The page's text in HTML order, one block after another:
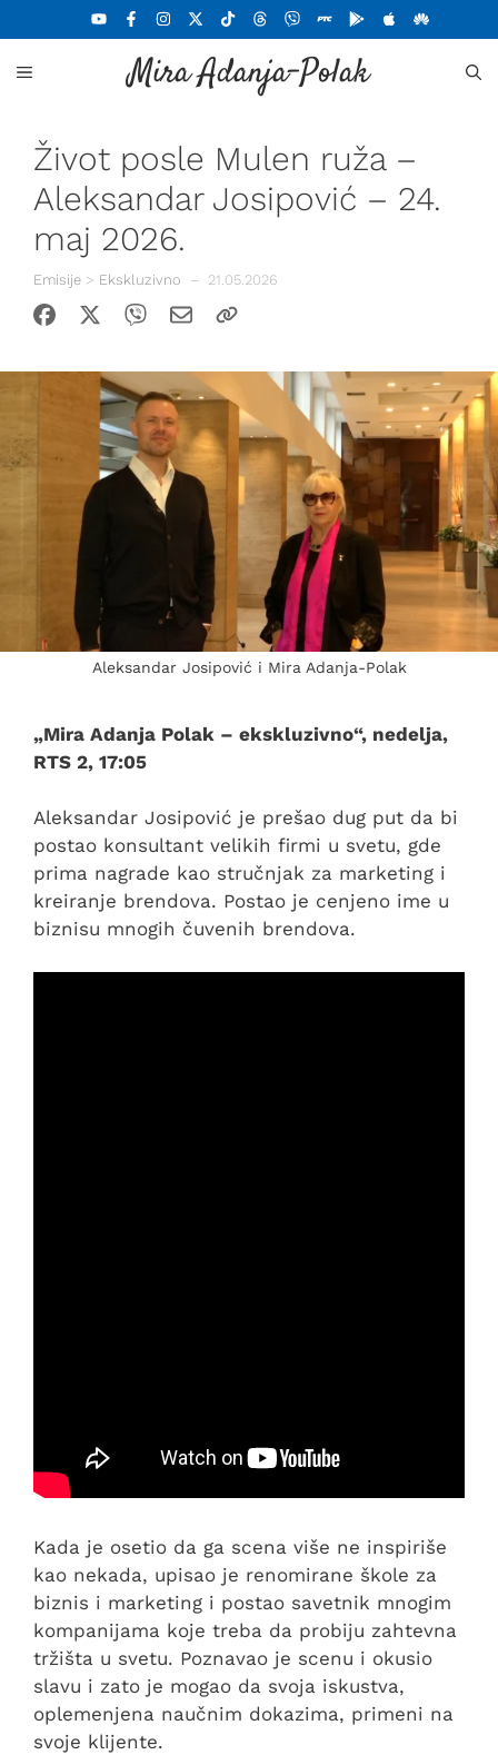
na
sadržaj
Mira Adanja-Polak
MENU
Život posle Mulen ruža –
Aleksandar Josipović – 24.
maj 2026.
Emisije > Ekskluzivno – 21.05.2026
Aleksandar Josipović i Mira Adanja-Polak
„Mira Adanja Polak – ekskluzivno“, nedelja,
RTS 2, 17:05
Aleksandar Josipović je prešao dug put da bi
postao konsultant velikih firmi u svetu, gde
prima nagrade kao stručnjak za marketing i
kreiranje brendova. Postao je cenjeno ime u
biznisu mnogih čuvenih brendova.
Kada je osetio da ga scena više ne inspiriše
kao nekada, upisao je renomirane škole za
biznis i marketing i postao savetnik mnogim
kompanijama koje treba da probiju zahtevna
tržišta u svetu. Poznavao je scenu i okusio
slavu i zato je mogao da svoja iskustva,
oplemenjena naučnim dokazima, primeni na
svoje klijente.